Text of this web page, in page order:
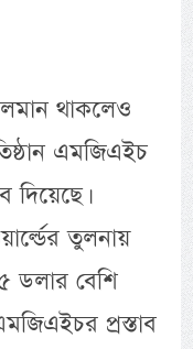
থাকলেও
এমজিএইচ
দিয়েছে।
তুলনায়
ডলার বেশি
প্রস্তাব